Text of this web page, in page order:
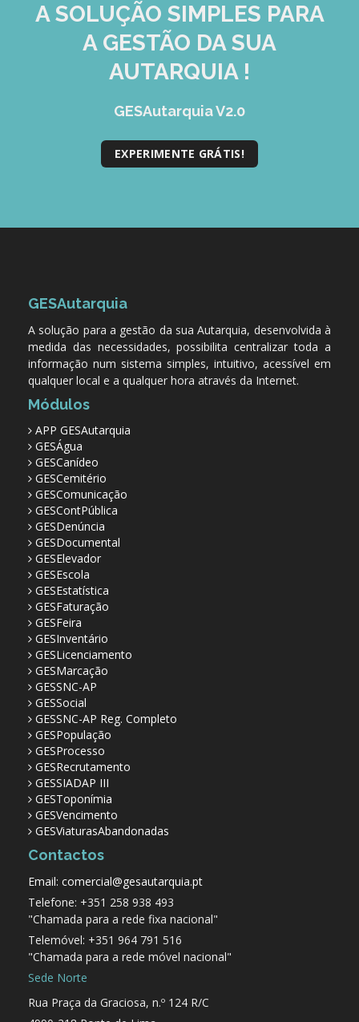
A SOLUÇÃO SIMPLES PARA
A GESTÃO DA SUA
AUTARQUIA !
GESAutarquia V2.0
EXPERIMENTE GRÁTIS!
GESAutarquia
A solução para a gestão da sua Autarquia, desenvolvida à
medida das necessidades, possibilita centralizar toda a
informação num sistema simples, intuitivo, acessível em
qualquer local e a qualquer hora através da Internet.
Módulos
APP GESAutarquia
GESÁgua
GESCanídeo
GESCemitério
GESComunicação
GESContPública
GESDenúncia
GESDocumental
GESElevador
GESEscola
GESEstatística
GESFaturação
GESFeira
GESInventário
GESLicenciamento
GESMarcação
GESSNC-AP
GESSocial
GESSNC-AP Reg. Completo
GESPopulação
GESProcesso
GESRecrutamento
GESSIADAP III
GESToponímia
GESVencimento
GESViaturasAbandonadas
Contactos
Email: comercial@gesautarquia.pt
Telefone: +351 258 938 493
"Chamada para a rede fixa nacional"
Telemóvel: +351 964 791 516
"Chamada para a rede móvel nacional"
Sede Norte
Rua Praça da Graciosa, n.º 124 R/C